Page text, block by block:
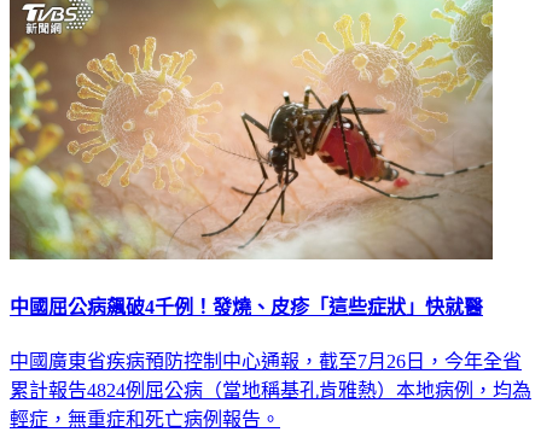
中國屈公病飆破4千例！發燒、皮疹「這些症狀」快就醫
中國廣東省疾病預防控制中心通報，截至7月26日，今年全省
累計報告4824例屈公病（當地稱基孔肯雅熱）本地病例，均為
輕症，無重症和死亡病例報告。